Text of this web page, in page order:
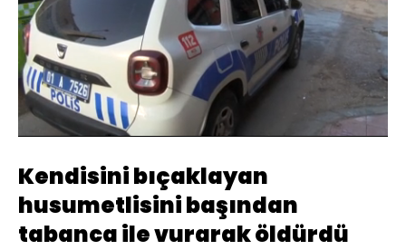
Sesi
Aç
Yüklendi:
62.02%
Oynatma
Hızı
Kendisini bıçaklayan
husumetlisini başından
tabanca ile vurarak öldürdü